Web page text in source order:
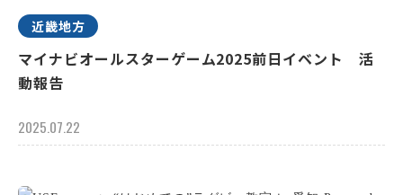
近畿地方
マイナビオールスターゲーム2025前日イベント 活
動報告
2025.07.22